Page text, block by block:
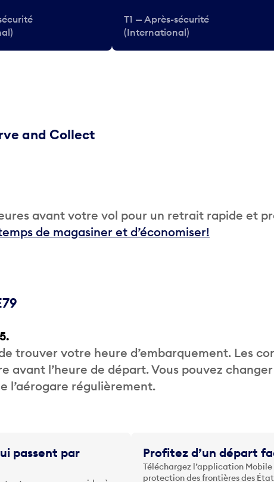
T1 — Après-sécurité
(International)
and Collect
avant votre vol pour un retrait rapide et
de magasiner et d’économiser!
trouver votre heure d’embarquement. Les
avant l’heure de départ. Vous pouvez
l’aérogare régulièrement.
passent par
Profitez d’un départ
Téléchargez l’application
protection des frontières des